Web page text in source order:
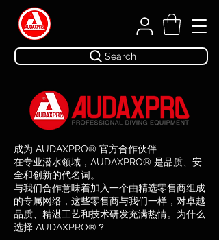
Search
成为 AUDAXPRO® 官方合作伙伴
在专业潜水领域，AUDAXPRO® 是品质、安
全和创新的代名词。
与我们合作意味着加入一个由精选零售商组成
的专属网络，这些零售商与我们一样，对卓越
品质、精湛工艺和技术研发充满热情。为什么
选择 AUDAXPRO®？